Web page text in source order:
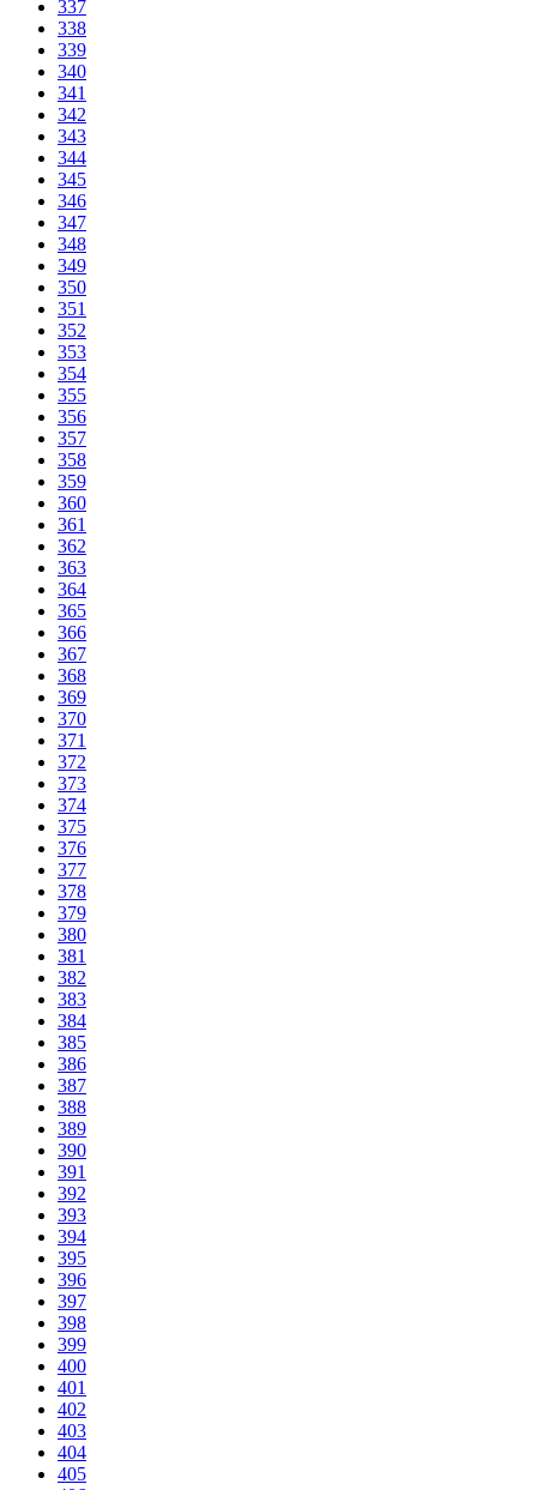
337
338
339
340
341
342
343
344
345
346
347
348
349
350
351
352
353
354
355
356
357
358
359
360
361
362
363
364
365
366
367
368
369
370
371
372
373
374
375
376
377
378
379
380
381
382
383
384
385
386
387
388
389
390
391
392
393
394
395
396
397
398
399
400
401
402
403
404
405